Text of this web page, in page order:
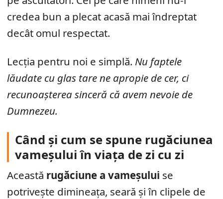
credea bun a plecat acasă mai îndreptat
decât omul respectat.
Lecția pentru noi e simplă. Nu faptele
lăudate cu glas tare ne apropie de cer, ci
recunoașterea sinceră că avem nevoie de
Dumnezeu.
Când și cum se spune rugăciunea
vameșului în viața de zi cu zi
Această rugăciune a vameșului se
potrivește dimineața, seară și în clipele de